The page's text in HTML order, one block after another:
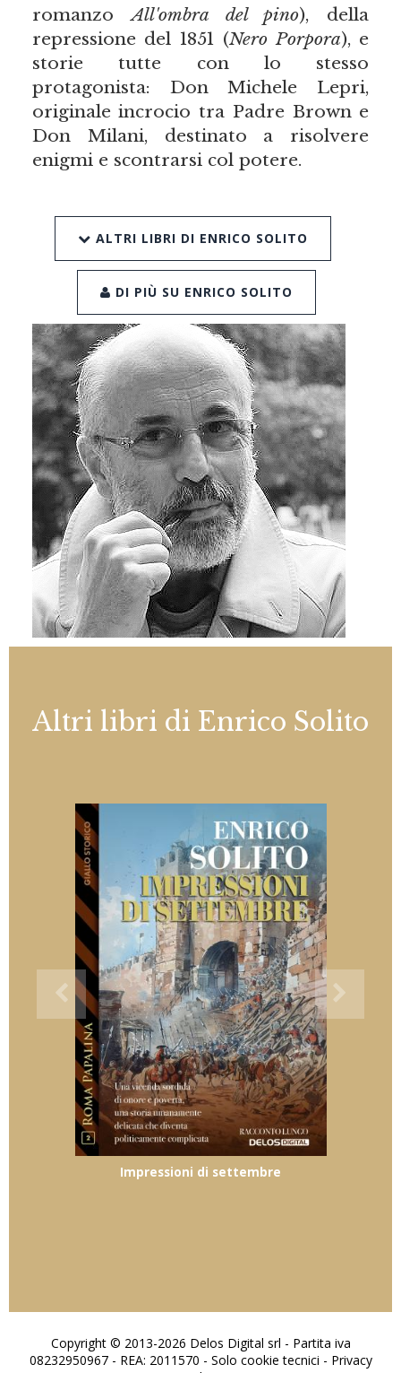
romanzoAll'ombra del pino), della
repressione del 1851 (Nero Porpora), e
storie tutte con lo stesso
protagonista: Don Michele Lepri,
originale incrocio tra Padre Brown e
Don Milani, destinato a risolvere
enigmi e scontrarsi col potere.
ALTRI LIBRI DI ENRICO SOLITO
DI PIÙ SU ENRICO SOLITO
Altri libri di Enrico Solito
Impressioni di settembre
Copyright © 2013-2026 Delos Digital srl - Partita iva
08232950967 - REA: 2011570 - Solo cookie tecnici - Privacy